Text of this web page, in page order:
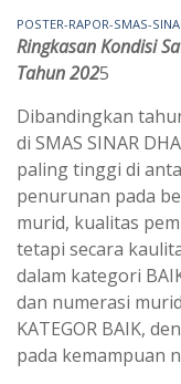
POSTER-RAPOR-SMAS-
Ringkasan Kondisi
Tahun 2025
Dibandingkan
di SMAS SINAR
paling tinggi di
penurunan pada
murid, kualitas
tetapi secara
dalam kategori
dan numerasi
KATEGOR BAIK,
pada kemampuan